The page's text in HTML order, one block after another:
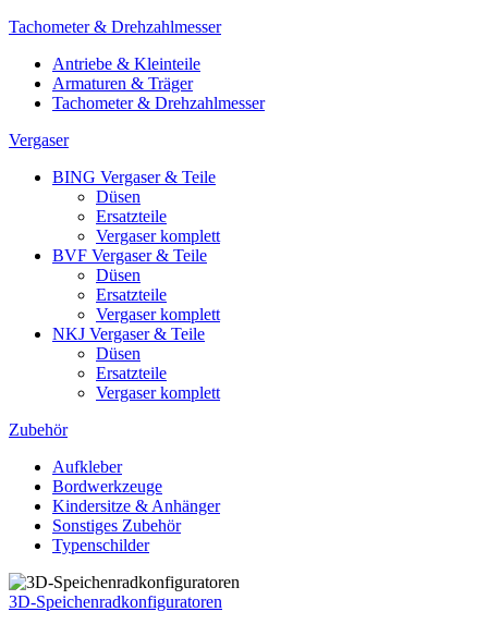
Tachometer & Drehzahlmesser
Antriebe & Kleinteile
Armaturen & Träger
Tachometer & Drehzahlmesser
Vergaser
BING Vergaser & Teile
Düsen
Ersatzteile
Vergaser komplett
BVF Vergaser & Teile
Düsen
Ersatzteile
Vergaser komplett
NKJ Vergaser & Teile
Düsen
Ersatzteile
Vergaser komplett
Zubehör
Aufkleber
Bordwerkzeuge
Kindersitze & Anhänger
Sonstiges Zubehör
Typenschilder
3D-Speichenradkonfiguratoren